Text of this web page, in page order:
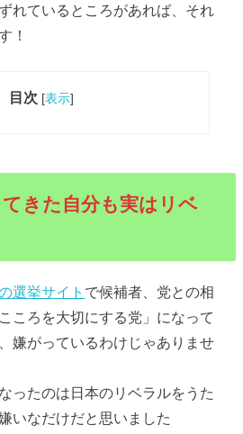
れているところがあれば、それ
！
目次 [表示]
きた自分も実はリベ
選挙サイト で候補者、党との相
ころを大切にする党」になって
嫌がっているわけじゃありませ
ったのは日本のリベラルをうた
いなだけだと思いました